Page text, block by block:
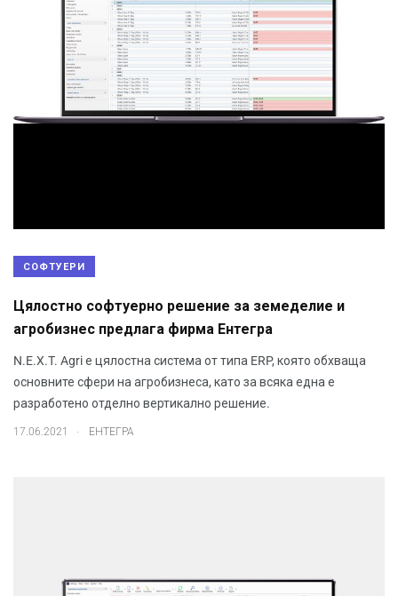
СОФТУЕРИ
Цялостно софтуерно решение за земеделие и
агробизнес предлага фирма Ентегра
N.E.X.T. Agri е цялостна система от типа ERP, която обхваща
основните сфери на агробизнеса, като за всяка една е
разработено отделно вертикално решение.
17.06.2021 . ЕНТЕГРА